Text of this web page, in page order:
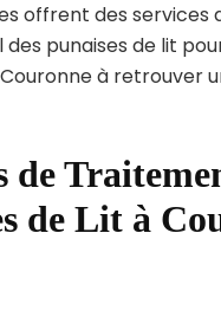
offrent des
punaises de lit
à retrouver
de
de Lit à